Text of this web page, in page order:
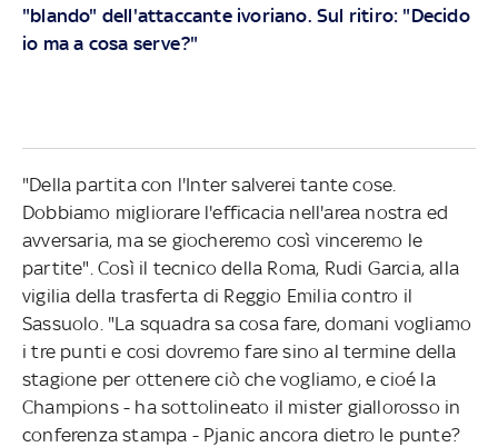
"blando" dell'attaccante ivoriano. Sul ritiro: "Decido
io ma a cosa serve?"
"Della partita con l'Inter salverei tante cose.
Dobbiamo migliorare l'efficacia nell'area nostra ed
avversaria, ma se giocheremo così vinceremo le
partite". Così il tecnico della Roma, Rudi Garcia, alla
vigilia della trasferta di Reggio Emilia contro il
Sassuolo. "La squadra sa cosa fare, domani vogliamo
i tre punti e cosi dovremo fare sino al termine della
stagione per ottenere ciò che vogliamo, e cioé la
Champions - ha sottolineato il mister giallorosso in
conferenza stampa - Pjanic ancora dietro le punte?